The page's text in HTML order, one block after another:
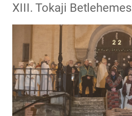
XIII. Tokaji Betlehemes